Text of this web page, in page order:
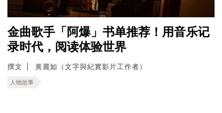
金曲歌手「阿爆」书单推荐！用音乐记
录时代，阅读体验世界
撰文 黃麗如（文字與紀實影片工作者）
人物故事